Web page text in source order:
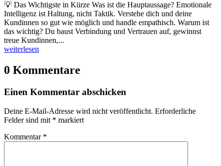
💡 Das Wichtigste in Kürze Was ist die Hauptaussage? Emotionale
Intelligenz ist Haltung, nicht Taktik. Verstehe dich und deine
Kundinnen so gut wie möglich und handle empathisch. Warum ist
das wichtig? Du baust Verbindung und Vertrauen auf, gewinnst
treue Kundinnen,...
weiterlesen
0 Kommentare
Einen Kommentar abschicken
Deine E-Mail-Adresse wird nicht veröffentlicht. Erforderliche
Felder sind mit * markiert
Kommentar *